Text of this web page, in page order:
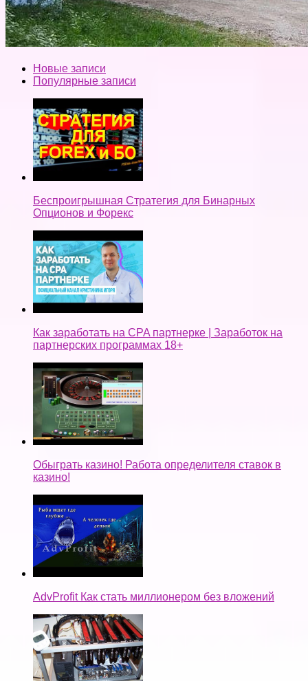
Новые записи
Популярные записи
Беспроигрышная Стратегия для Бинарных
Опционов и Форекс
Как заработать на CPA партнерке | Заработок на
партнерских программах 18+
Обыграть казино! Работа определителя ставок в
казино!
AdvProfit Как стать миллионером без вложений